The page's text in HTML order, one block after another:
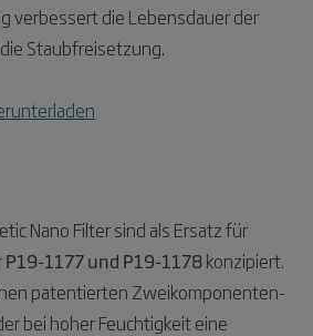
verbessert die Lebensdauer der
Staubfreisetzung.
Nano Filter sind als Ersatz für
P19-1177 und P19-1178konzipiert.
patentierten Zweikomponenten-
bei hoher Feuchtigkeit eine